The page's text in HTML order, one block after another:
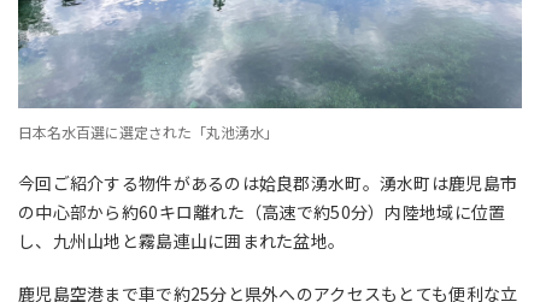
日本名水百選に選定された「丸池湧水」
今回ご紹介する物件があるのは姶良郡湧水町。湧水町は鹿児島市
の中心部から約60キロ離れた（高速で約50分）内陸地域に位置
し、九州山地と霧島連山に囲まれた盆地。
鹿児島空港まで車で約25分と県外へのアクセスもとても便利な立